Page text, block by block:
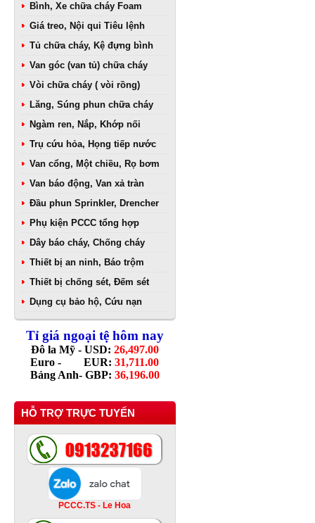
Bình, Xe chữa cháy Foam
Giá treo, Nội qui Tiêu lệnh
Tủ chữa cháy, Kệ đựng bình
Van góc (van tủ) chữa cháy
Vòi chữa cháy ( vòi rồng)
Lăng, Súng phun chữa cháy
Ngàm ren, Nắp, Khớp nối
Trụ cứu hỏa, Họng tiếp nước
Van cổng, Một chiều, Rọ bơm
Van báo động, Van xả tràn
Đầu phun Sprinkler, Drencher
Phụ kiện PCCC tổng hợp
Dây báo cháy, Chống cháy
Thiết bị an ninh, Báo trộm
Thiết bị chống sét, Đếm sét
Dụng cụ bảo hộ, Cứu nạn
Tỉ giá ngoại tệ hôm nay
Đô la Mỹ - USD: 26,497.00
Euro - EUR: 31,711.00
Bảng Anh- GBP: 36,196.00
HỖ TRỢ TRỰC TUYẾN
PCCC.TS - Le Hoa